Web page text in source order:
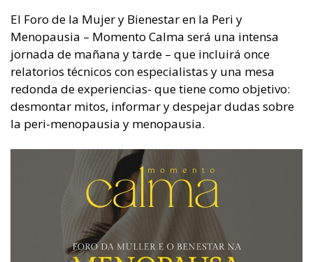
El Foro de la Mujer y Bienestar en la Peri y
Menopausia – Momento Calma será una intensa
jornada de mañana y tarde – que incluirá once
relatorios técnicos con especialistas y una mesa
redonda de experiencias- que tiene como objetivo:
desmontar mitos, informar y despejar dudas sobre
la peri-menopausia y menopausia.